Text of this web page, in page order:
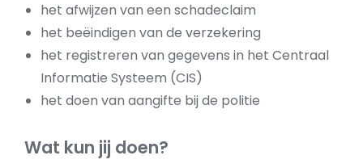
het afwijzen van een schadeclaim
het beëindigen van de verzekering
het registreren van gegevens in het Centraal
Informatie Systeem (CIS)
het doen van aangifte bij de politie
Wat kun jij doen?